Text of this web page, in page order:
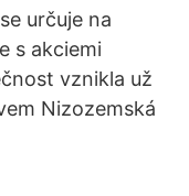
určuje na
s akciemi
vznikla už
Nizozemská